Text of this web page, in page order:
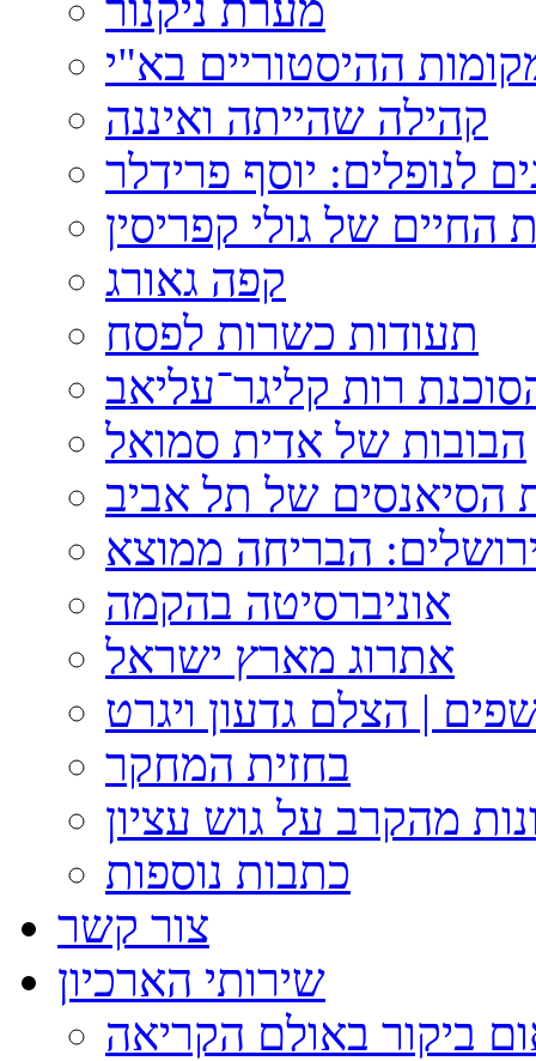
ההיסטוריים בא"י
קהילה שהייתה ואיננה
לנופלים: יוסף פרידלר
החיים של גולי קפריסין
קפה גאורג
תעודות כשרות לפסח
רות קליגר־עליאב
הבובות של אדית סמואל
של תל אביב
הבריחה ממוצא
אוניברסיטה בהקמה
אתרוג מארץ ישראל
| הצלם גדעון ויגרט
בחזית המחקר
מהקרב על גוש עציון
כתבות נוספות
צור קשר
שירותי הארכיון
ביקור באולם הקריאה